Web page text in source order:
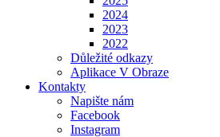
2024
2023
2022
Důležité odkazy
Aplikace V Obraze
Kontakty
Napište nám
Facebook
Instagram